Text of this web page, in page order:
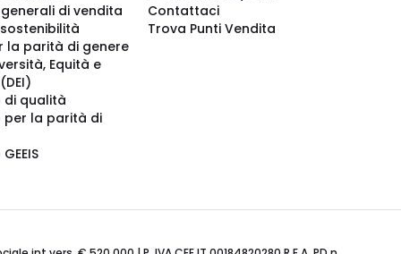
di vendita
la parità di genere
Equità e
qualità
per la parità di
Contattaci
Trova Punti Vendita